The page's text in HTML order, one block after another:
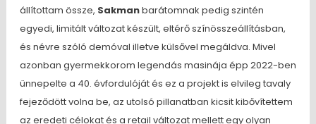
állítottam össze, Sakmanbarátomnak pedig szintén
egyedi, limitált változat készült, eltérő színösszeállításban,
és névre szóló demóval illetve külsővel megáldva. Mivel
azonban gyermekkorom legendás masinája épp 2022-ben
ünnepelte a 40. évfordulóját és ez a projekt is elvileg tavaly
fejeződött volna be, az utolsó pillanatban kicsit kibővítettem
az eredeti célokat és a retail változat mellett egy olyan